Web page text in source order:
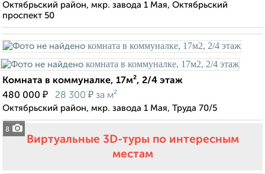
Октябрьский район, мкр. завода 1 Мая, Октябрьский
проспект 50
8
Комната в коммуналке, 17м², 2/4 этаж
480 000 ₽ 28 300 ₽ за м²
Октябрьский район, мкр. завода 1 Мая, Труда 70/5
Виртуальные 3D-туры по интересным
местам